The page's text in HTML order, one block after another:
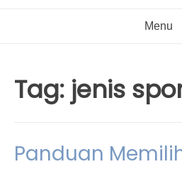
Menu
Tag: jenis
Panduan